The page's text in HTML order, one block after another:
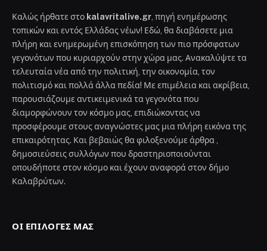
Καλώς ήρθατε στο kalavritalive.gr , πηγή ενημέρωσης
τοπικών και εντός Ελλάδας νέων! Εδώ, θα διαβάσετε μια
πλήρη και ενημερωμένη επισκόπηση των πιο πρόσφατων
γεγονότων που κυριαρχούν στην χώρα μας. Ανακαλύψτε τα
τελευταία νέα από την πολιτική, την οικονομία, τον
πολιτισμό και πολλά άλλα πεδία! Με επιμέλεια και ακρίβεια,
παρουσιάζουμε αντικειμενικά τα γεγονότα που
διαμορφώνουν τον κόσμο μας, επιδιώκοντας να
προσφέρουμε στους αναγνώστες μας μια πλήρη εικόνα της
επικαιρότητας. Και βεβαιώς θα φιλοξενούμε άρθρα ,
δημοσιεύσεις συλλόγων που δραστηριοποιούνται
οπουδήποτε στον κόσμο και έχουν αναφορά στον δήμο
Καλαβρύτων.
ΟΙ ΕΠΙΛΟΓΈΣ ΜΑΣ